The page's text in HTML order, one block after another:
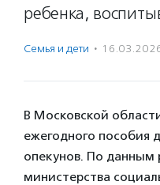
ребенка,
Семья и дети ·
В Московской
ежегодного пособия
опекунов. По данным
министерства